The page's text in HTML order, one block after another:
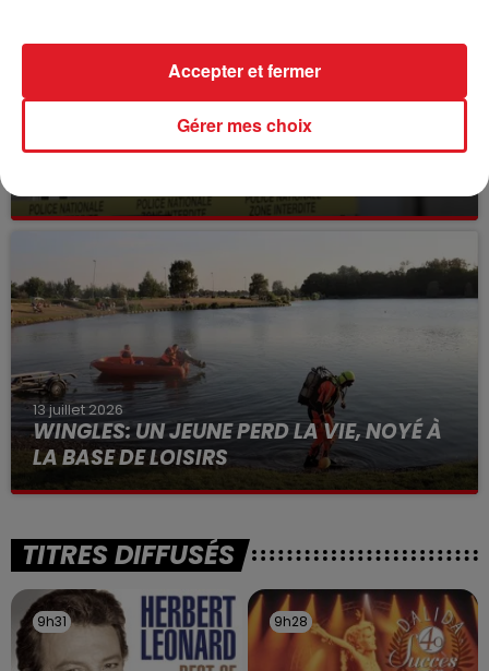
BÉTHUNE: ENQUÊTE POUR HOMICIDE
Selon les premiers éléments, le logement servait
13 juillet 2026
WINGLES: UN JEUNE PERD LA VIE, NOYÉ À
LA BASE DE LOISIRS
La victime a coulé à pic
TITRES DIFFUSÉS
9h31
9h31 9h28
9h28
Gérer mes choix
Accepter et fermer